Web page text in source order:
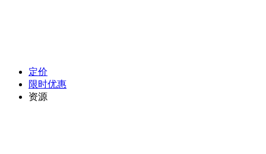
定价
限时优惠
资源